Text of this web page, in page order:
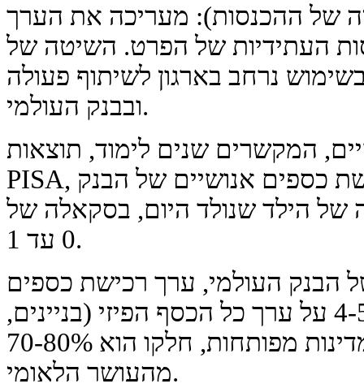
של ההכנסות): מעריכה את הערך
העתידיות של הפרט. השיטה של
נרחב בארגון לשיתוף פעולה
ובבנק העולמי.
המקשרים שנים לימוד, תוצאות
PISA, תקוות חיים. אינדקס הרכישת כספים אנושיים של הבנק
של הילד שנולד היום, בסקאלה של
0 עד 1.
הבנק העולמי, ערך רכישת כספים
אנושיים של העולם עולה פי 4-5 על ערך כל הכסף הפיזי (בניינים,
ציוד) ומשאבי טבע. במדינות מפותחות, חלקו הוא 70-80%
מהעושר הלאומי.